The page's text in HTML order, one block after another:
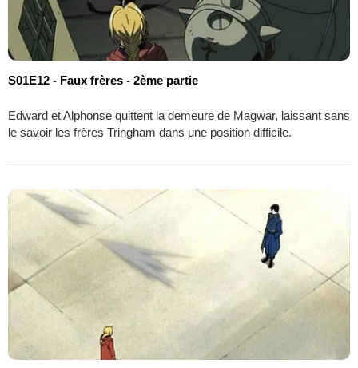
S01E12 - Faux frères - 2ème partie
Edward et Alphonse quittent la demeure de Magwar, laissant sans
le savoir les frères Tringham dans une position difficile.